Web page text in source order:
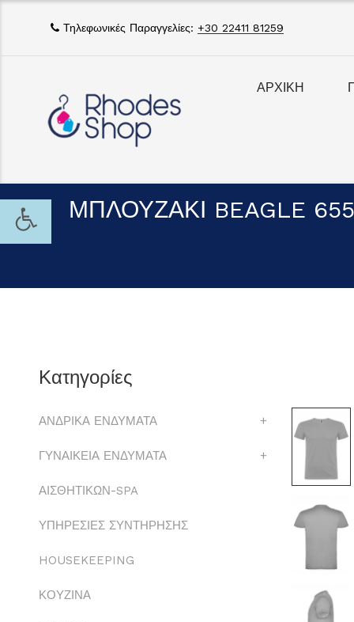
Τηλεφωνικές Παραγγελίες: +30 22411 81259
ΑΡΧΙΚΗ
ΜΠΛΟΥΖΑΚΙ BEAGLE
Κατηγορίες
ΑΝΔΡΙΚΑ ΕΝΔΥΜΑΤΑ +
ΓΥΝΑΙΚΕΙΑ ΕΝΔΥΜΑΤΑ +
ΑΙΣΘΗΤΙΚΩΝ-SPA
ΥΠΗΡΕΣΙΕΣ ΣΥΝΤΗΡΗΣΗΣ
HOUSEKEEPING
ΚΟΥΖΙΝΑ